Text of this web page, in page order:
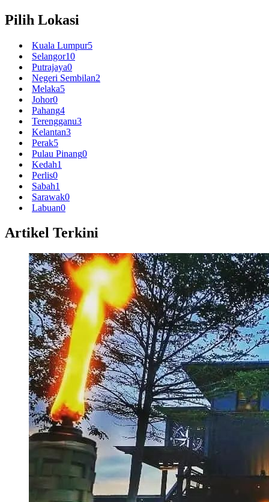
Pilih Lokasi
Kuala Lumpur5
Selangor10
Putrajaya0
Negeri Sembilan2
Melaka5
Johor0
Pahang4
Terengganu3
Kelantan3
Perak5
Pulau Pinang0
Kedah1
Perlis0
Sabah1
Sarawak0
Labuan0
Artikel Terkini